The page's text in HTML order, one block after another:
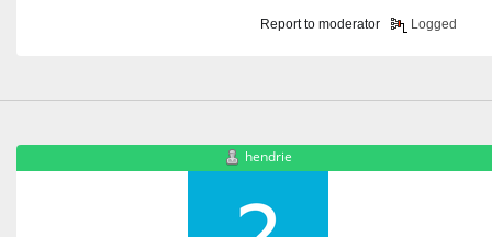
Report to moderator Logged
hendrie